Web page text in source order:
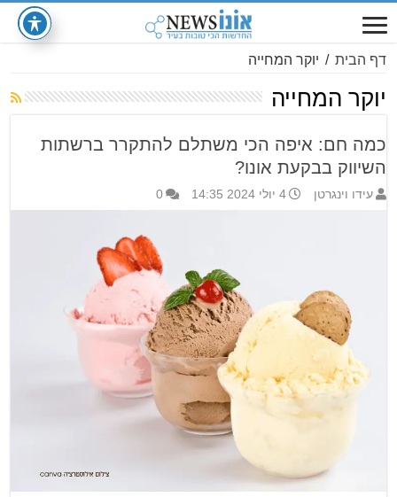
דף הבית / יוקר המחייה
יוקר המחייה
כמה חם: איפה הכי משתלם להתקרר ברשתות
השיווק בבקעת אונו?
עידו וינגרטן 4 יולי 2024 14:35 0